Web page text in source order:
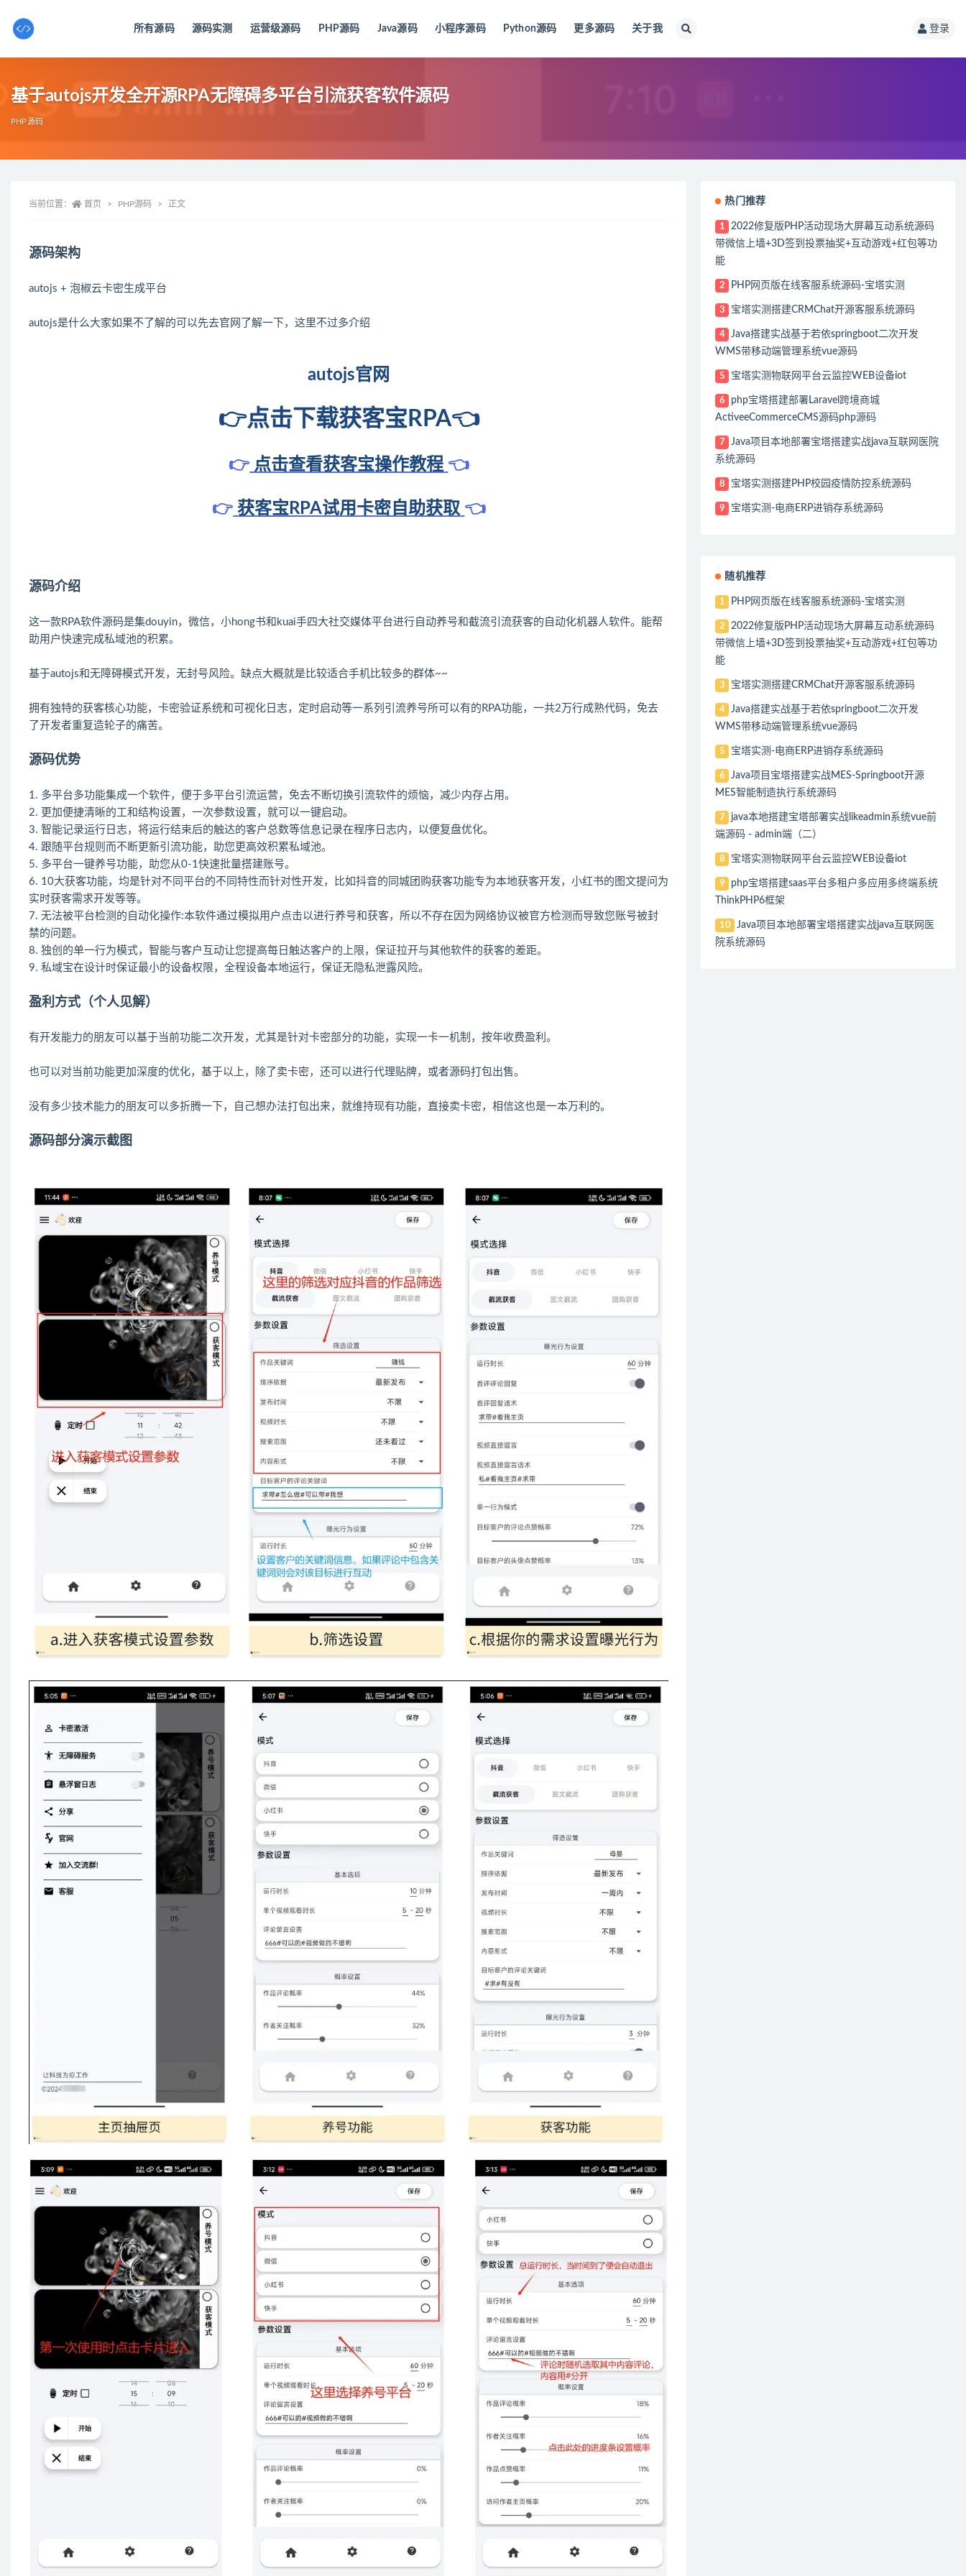
所有源码 源码实测 运营级源码 PHP源码 Java源码 小程序源码 Python源码 更多源码 关于我 登录
基于autojs开发全开源RPA无障碍多平台引流获客软件源码
PHP源码
当前位置： 首页 PHP源码 正文
源码架构
autojs + 泡椒云卡密生成平台
autojs是什么大家如果不了解的可以先去官网了解一下，这里不过多介绍
autojs官网
👉点击下载获客宝RPA👈
👉 点击查看获客宝操作教程 👈
👉 获客宝RPA试用卡密自助获取 👈
源码介绍
这一款RPA软件源码是集douyin，微信，小hong书和kuai手四大社交媒体平台进行自动养号和截流引流获客的自动化机器人软件。能帮
助用户快速完成私域池的积累。
基于autojs和无障碍模式开发，无封号风险。缺点大概就是比较适合手机比较多的群体~~
拥有独特的获客核心功能，卡密验证系统和可视化日志，定时启动等一系列引流养号所可以有的RPA功能，一共2万行成熟代码，免去
了开发者重复造轮子的痛苦。
源码优势
1. 多平台多功能集成一个软件，便于多平台引流运营，免去不断切换引流软件的烦恼，减少内存占用。
2. 更加便捷清晰的工和结构设置，一次参数设置，就可以一键启动。
3. 智能记录运行日志，将运行结束后的触达的客户总数等信息记录在程序日志内，以便复盘优化。
4. 跟随平台规则而不断更新引流功能，助您更高效积累私域池。
5. 多平台一键养号功能，助您从0-1快速批量搭建账号。
6. 10大获客功能，均是针对不同平台的不同特性而针对性开发，比如抖音的同城团购获客功能专为本地获客开发，小红书的图文提问为
实时获客需求开发等等。
7. 无法被平台检测的自动化操作:本软件通过模拟用户点击以进行养号和获客，所以不存在因为网络协议被官方检测而导致您账号被封
禁的问题。
8. 独创的单一行为模式，智能与客户互动让您提高每日触达客户的上限，保证拉开与其他软件的获客的差距。
9. 私域宝在设计时保证最小的设备权限，全程设备本地运行，保证无隐私泄露风险。
盈利方式（个人见解）
有开发能力的朋友可以基于当前功能二次开发，尤其是针对卡密部分的功能，实现一卡一机制，按年收费盈利。
也可以对当前功能更加深度的优化，基于以上，除了卖卡密，还可以进行代理贴牌，或者源码打包出售。
没有多少技术能力的朋友可以多折腾一下，自己想办法打包出来，就维持现有功能，直接卖卡密，相信这也是一本万利的。
源码部分演示截图
热门推荐
1
2022修复版PHP活动现场大屏幕互动系统源码
带微信上墙+3D签到投票抽奖+互动游戏+红包等功
能
2 PHP网页版在线客服系统源码-宝塔实测
3 宝塔实测搭建CRMChat开源客服系统源码
4
Java搭建实战基于若依springboot二次开发
WMS带移动端管理系统vue源码
5 宝塔实测物联网平台云监控WEB设备iot
6
php宝塔搭建部署Laravel跨境商城
ActiveeCommerceCMS源码php源码
7
Java项目本地部署宝塔搭建实战java互联网医院
系统源码
8 宝塔实测搭建PHP校园疫情防控系统源码
9 宝塔实测-电商ERP进销存系统源码
随机推荐
1 PHP网页版在线客服系统源码-宝塔实测
2
2022修复版PHP活动现场大屏幕互动系统源码
带微信上墙+3D签到投票抽奖+互动游戏+红包等功
能
3 宝塔实测搭建CRMChat开源客服系统源码
4
Java搭建实战基于若依springboot二次开发
WMS带移动端管理系统vue源码
5 宝塔实测-电商ERP进销存系统源码
6
Java项目宝塔搭建实战MES-Springboot开源
MES智能制造执行系统源码
7
java本地搭建宝塔部署实战likeadmin系统vue前
端源码 - admin端（二）
8 宝塔实测物联网平台云监控WEB设备iot
9
php宝塔搭建saas平台多租户多应用多终端系统
ThinkPHP6框架
10
Java项目本地部署宝塔搭建实战java互联网医
院系统源码